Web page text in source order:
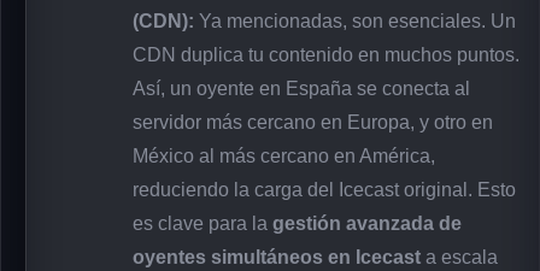
(CDN): Ya mencionadas, son esenciales. Un
CDN duplica tu contenido en muchos puntos.
Así, un oyente en España se conecta al
servidor más cercano en Europa, y otro en
México al más cercano en América,
reduciendo la carga del Icecast original. Esto
es clave para la gestión avanzada de
oyentes simultáneos en Icecast a escala